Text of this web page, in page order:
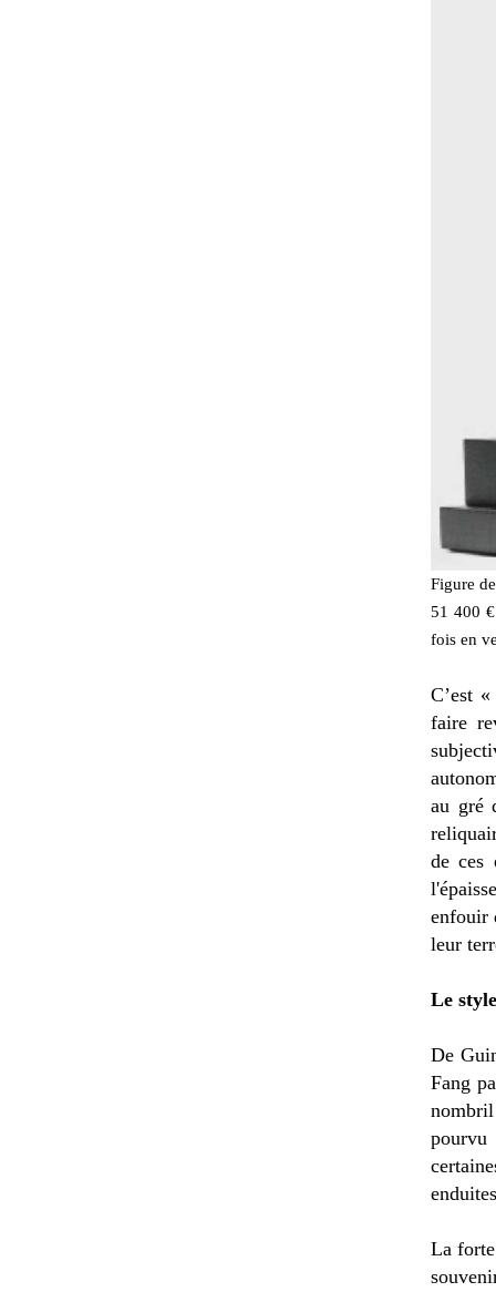
Figure
51 400
fois en
C’est
faire
au gré
de ces
enfouir
leur
Le
De
Fang
pourvu
La